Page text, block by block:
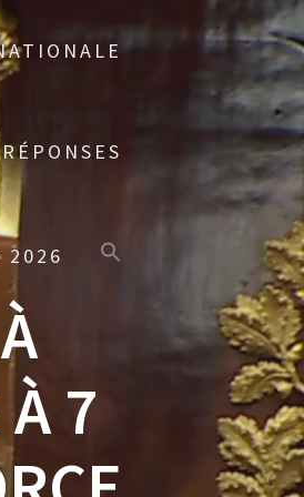
2026
7